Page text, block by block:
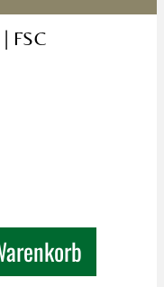
FSC
Wert ein oder